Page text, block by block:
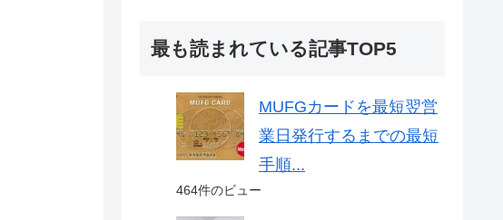
最も読まれている記事TOP5
MUFGカードを最短翌営
業日発行するまでの最短
手順...
464件のビュー